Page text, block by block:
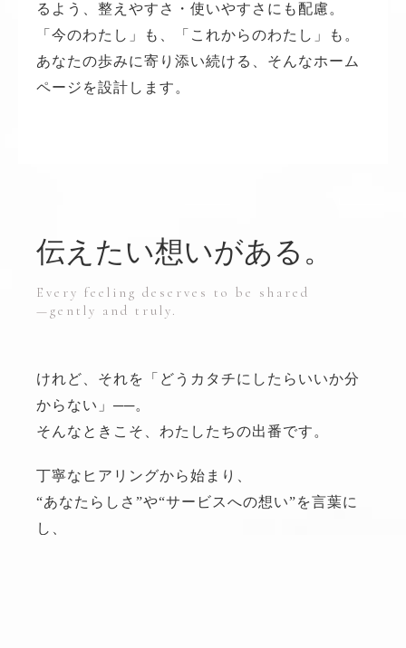
るよう、整えやすさ・使いやすさにも配慮。
「今のわたし」も、「これからのわたし」も。
あなたの歩みに寄り添い続ける、そんなホーム
ページを設計します。
伝えたい想いがある。
Every feeling deserves to be shared
—gently and truly.
けれど、それを「どうカタチにしたらいいか分
からない」──。
そんなときこそ、わたしたちの出番です。
丁寧なヒアリングから始まり、
“あなたらしさ”や“サービスへの想い”を言葉に
し、